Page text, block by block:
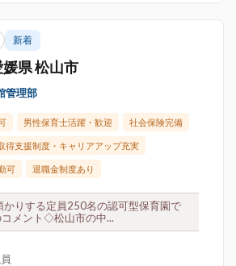
新着
媛県 松山市
管理部
男性保育士活躍・歓迎 社会保険完備
得支援制度・キャリアアップ充実
可 退職金制度あり
りする定員250名の認可型保育園で
メント◇松山市の中...